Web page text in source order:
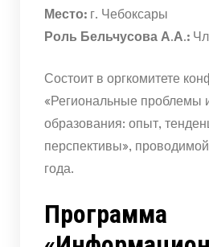
Место:г. Чебоксары
Роль Бельчусова А.А.:
Состоит в оргкомитете
«Региональные проблемы
образования: опыт,
перспективы»,
года.
Программа